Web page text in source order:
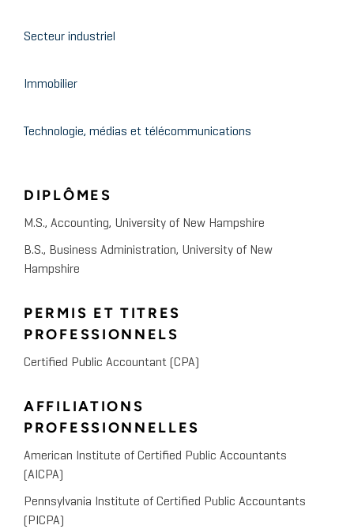
Secteur industriel
Immobilier
Technologie, médias et télécommunications
DIPLÔMES
M.S., Accounting, University of New Hampshire
B.S., Business Administration, University of New
Hampshire
PERMIS ET TITRES
PROFESSIONNELS
Certified Public Accountant (CPA)
AFFILIATIONS
PROFESSIONNELLES
American Institute of Certified Public Accountants
(AICPA)
Pennsylvania Institute of Certified Public Accountants
(PICPA)